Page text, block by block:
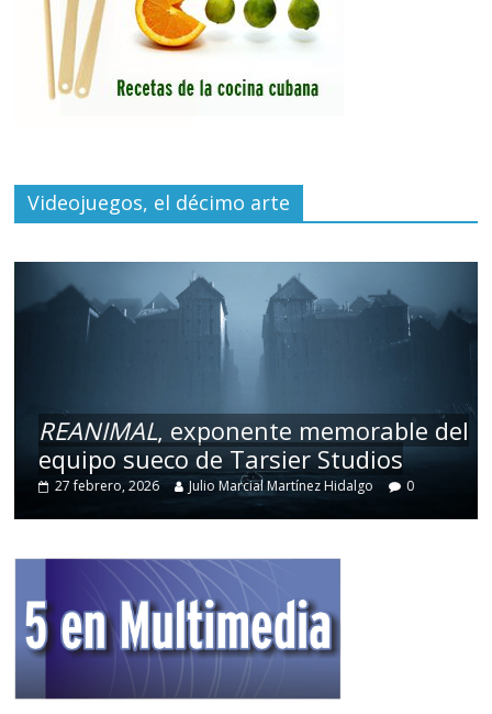
Videojuegos, el décimo arte
REANIMAL, exponente memorable del
equipo sueco de Tarsier Studios
27 febrero, 2026 Julio Marcial Martínez Hidalgo 0